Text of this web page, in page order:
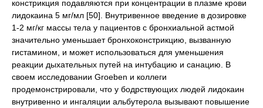
констрикция подавляются при концентрации в плазме крови
лидокаина 5 мг/мл [50]. Внутривенное введение в дозировке
1-2 мг/кг массы тела у пациентов с бронхиальной астмой
значительно уменьшает бронхоконстрикцию, вызванную
гистамином, и может использоваться для уменьшения
реакции дыхательных путей на интубацию и санацию. В
своем исследовании Groeben и коллеги
продемонстрировали, что у бодрствующих людей лидокаин
внутривенно и ингаляции альбутерола вызывают повышение